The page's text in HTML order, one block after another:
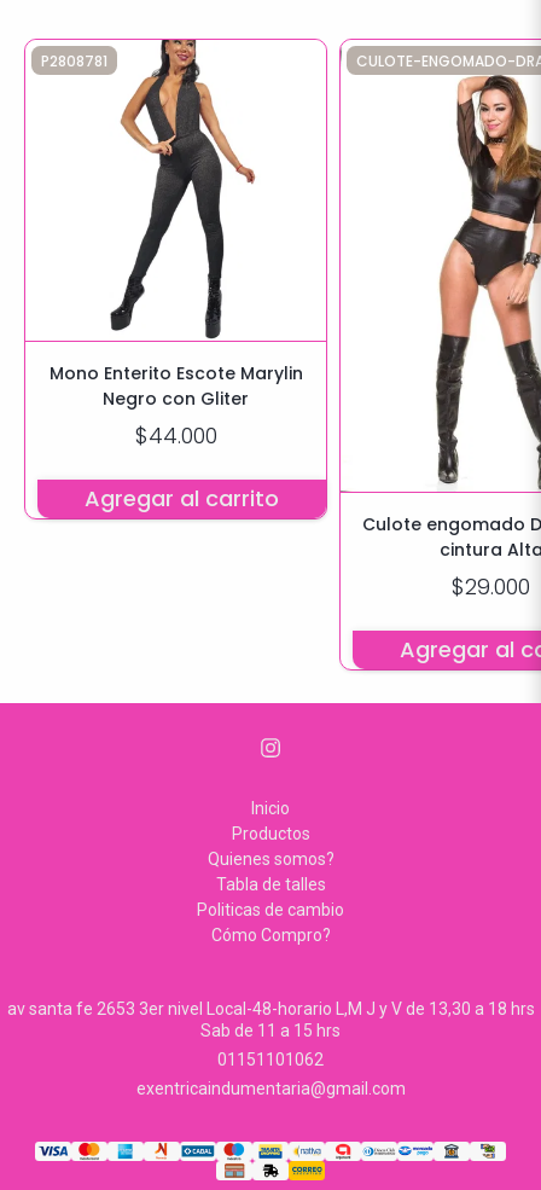
P2808781
Mono Enterito Escote Marylin
Negro con Gliter
$44.000
Agregar al carrito
CULOTE-ENGOMADO-
Culote engomado
cintura
$29.000
Agregar al
Inicio
Productos
Quienes somos?
Tabla de talles
Politicas de cambio
Cómo Compro?
av santa fe 2653 3er nivel Local-48-horario L,M J y V de 13,30 a 18 hrs
Sab de 11 a 15 hrs
01151101062
exentricaindumentaria@gmail.com